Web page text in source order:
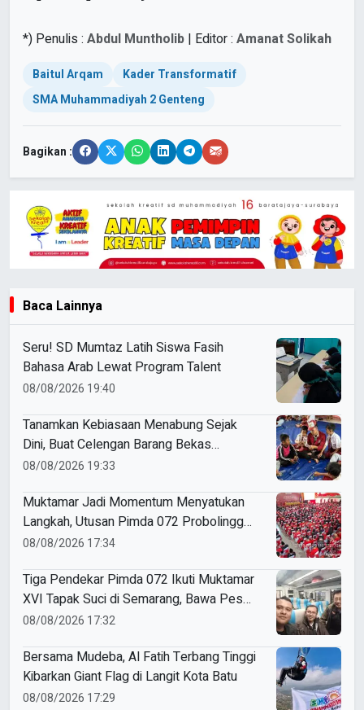
*) Penulis : Abdul Muntholib | Editor : Amanat Solikah
Baitul Arqam
Kader Transformatif
SMA Muhammadiyah 2 Genteng
Bagikan :
Baca Lainnya
Seru! SD Mumtaz Latih Siswa Fasih
Bahasa Arab Lewat Program Talent
08/08/2026 19:40
Tanamkan Kebiasaan Menabung Sejak
Dini, Buat Celengan Barang Bekas
bersama Mahasiswa KKN Umsida
08/08/2026 19:33
Muktamar Jadi Momentum Menyatukan
Langkah, Utusan Pimda 072 Probolinggo
Bawa Harapan untuk Tapak Suci
08/08/2026 17:34
Tiga Pendekar Pimda 072 Ikuti Muktamar
XVI Tapak Suci di Semarang, Bawa Pesan
Penguatan Kaderisasi
08/08/2026 17:32
Bersama Mudeba, Al Fatih Terbang Tinggi
Kibarkan Giant Flag di Langit Kota Batu
08/08/2026 17:29